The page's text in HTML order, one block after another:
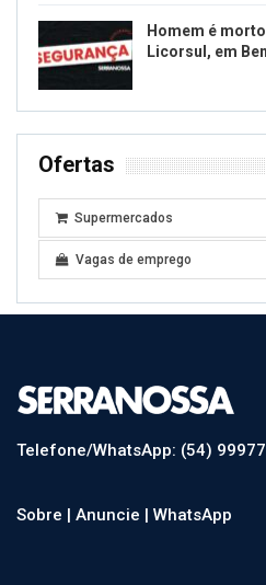
Homem é
Licorsul, em
Ofertas
Supermercados
Vagas de emprego
Telefone/WhatsApp: (54)
Sobre | Anuncie | WhatsApp